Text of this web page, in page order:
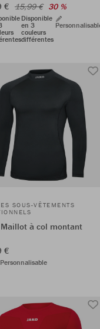
€ 15,99 € 30 %
Disponible
en 3
couleurs
différentes
SOUS-VÊTEMENTS
Maillot à col montant
€
Personnalisable